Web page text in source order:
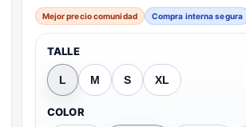
Mejor precio comunidad Compra interna segura
TALLE
L M S XL
COLOR